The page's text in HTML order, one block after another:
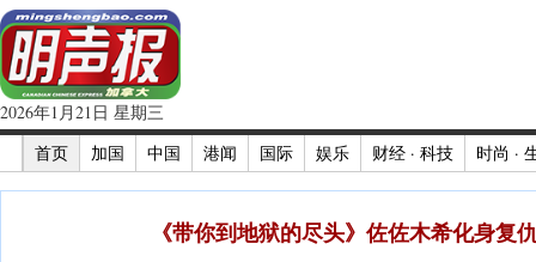
2026年1月21日 星期三
首页
加国 中国 港闻 国际 娱乐 财经 · 科技 时尚 ·
《带你到地狱的尽头》佐佐木希化身复